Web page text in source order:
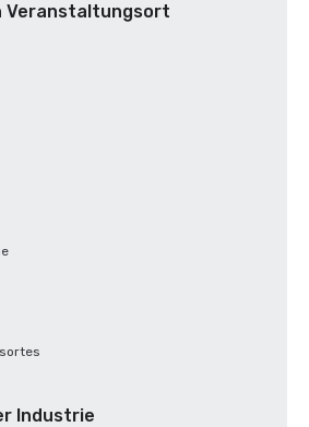
Veranstaltungsort
Industrie